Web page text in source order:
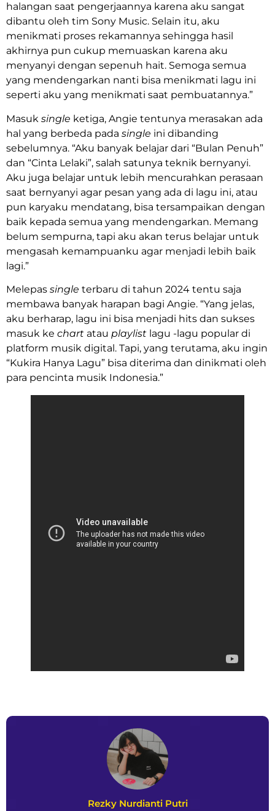
halangan saat pengerjaannya karena aku sangat
dibantu oleh tim Sony Music. Selain itu, aku
menikmati proses rekamannya sehingga hasil
akhirnya pun cukup memuaskan karena aku
menyanyi dengan sepenuh hait. Semoga semua
yang mendengarkan nanti bisa menikmati lagu ini
seperti aku yang menikmati saat pembuatannya.”
Masuk single ketiga, Angie tentunya merasakan ada
hal yang berbeda pada single ini dibanding
sebelumnya. “Aku banyak belajar dari “Bulan Penuh”
dan “Cinta Lelaki”, salah satunya teknik bernyanyi.
Aku juga belajar untuk lebih mencurahkan perasaan
saat bernyanyi agar pesan yang ada di lagu ini, atau
pun karyaku mendatang, bisa tersampaikan dengan
baik kepada semua yang mendengarkan. Memang
belum sempurna, tapi aku akan terus belajar untuk
mengasah kemampuanku agar menjadi lebih baik
lagi.”
Melepas single terbaru di tahun 2024 tentu saja
membawa banyak harapan bagi Angie. “Yang jelas,
aku berharap, lagu ini bisa menjadi hits dan sukses
masuk ke chart atau playlist lagu -lagu popular di
platform musik digital. Tapi, yang terutama, aku ingin
“Kukira Hanya Lagu” bisa diterima dan dinikmati oleh
para pencinta musik Indonesia.”
Rezky Nurdianti Putri